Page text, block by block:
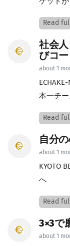
Read full
社会
びコ
about 1
本一チ
Read full
自分
about 1
KYOTO
へ
Read full
3×3で
about 1